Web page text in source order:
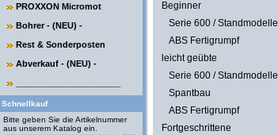
PROXXON Micromot
Bohrer - (NEU) -
Rest & Sonderposten
Abverkauf - (NEU) -
Schnellkauf
Bitte geben Sie die Artikelnummer
aus unserem Katalog ein.
Beginner
Serie 600 / Standmodelle
ABS Fertigrumpf
leicht geübte
Serie 600 / Standmodelle
Spantbau
ABS Fertigrumpf
Fortgeschrittene